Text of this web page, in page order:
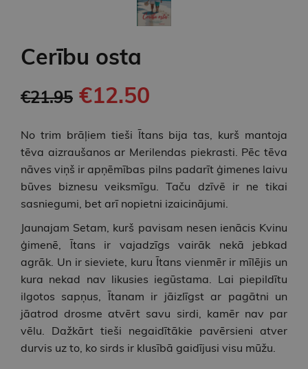
Cerību osta
€21.95 €12.50
No trim brāļiem tieši Ītans bija tas, kurš mantoja
tēva aizraušanos ar Merilendas piekrasti. Pēc tēva
nāves viņš ir apņēmības pilns padarīt ģimenes laivu
būves biznesu veiksmīgu. Taču dzīvē ir ne tikai
sasniegumi, bet arī nopietni izaicinājumi.
Jaunajam Setam, kurš pavisam nesen ienācis Kvinu
ģimenē, Ītans ir vajadzīgs vairāk nekā jebkad
agrāk. Un ir sieviete, kuru Ītans vienmēr ir mīlējis un
kura nekad nav likusies iegūstama. Lai piepildītu
ilgotos sapņus, Ītanam ir jāizlīgst ar pagātni un
jāatrod drosme atvērt savu sirdi, kamēr nav par
vēlu. Dažkārt tieši negaidītākie pavērsieni atver
durvis uz to, ko sirds ir klusībā gaidījusi visu mūžu.